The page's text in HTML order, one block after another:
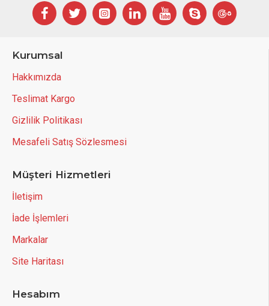
Kurumsal
Hakkımızda
Teslimat Kargo
Gizlilik Politikası
Mesafeli Satış Sözlesmesi
Müşteri Hizmetleri
İletişim
İade İşlemleri
Markalar
Site Haritası
Hesabım